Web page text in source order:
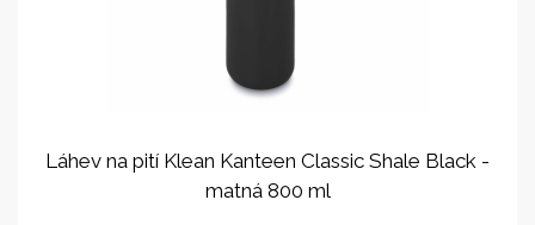
Láhev na pití Klean Kanteen Classic Shale Black -
matná 800 ml